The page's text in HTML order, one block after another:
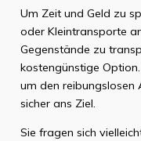
Um Zeit und Geld zu
oder Kleintransporte
Gegenstände zu
kostengünstige
um den reibungslosen
sicher ans Ziel.
Sie fragen sich